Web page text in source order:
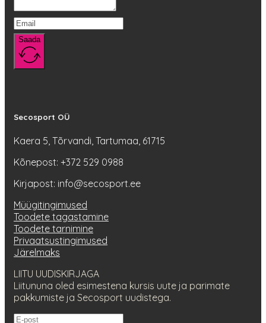
Saada
Secosport OÜ
Kaera 5, Tõrvandi, Tartumaa, 61715
Kõnepost: +372 529 0988
Kirjapost: info@secosport.ee
Müügitingimused
Toodete tagastamine
Toodete tarnimine
Privaatsustingimused
Järelmaks
LIITU UUDISKIRJAGA
Liitununa oled esimestena kursis uute ja parimate
pakkumiste ja Secosport uudistega.